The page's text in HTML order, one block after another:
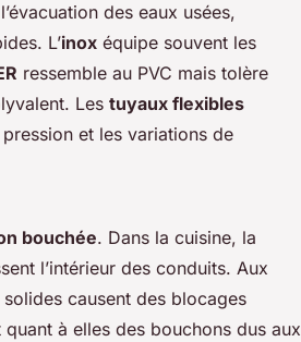
des eaux usées,
L’inox équipe souvent les
ressemble au PVC mais tolère
Les tuyaux flexibles
et les variations de
bouchée. Dans la cuisine, la
l’intérieur des conduits. Aux
causent des blocages
à elles des bouchons dus aux